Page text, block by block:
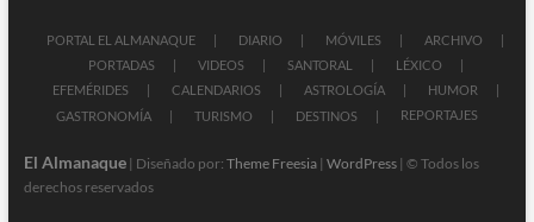
PORTAL EL ALMANAQUE DIARIO MÓVILES
ARCHIVO
PORTADAS
VIDEOS SANTORAL
LÉXICO
EFEMÉRIDES
CALENDARIOS ASTROLOGÍA
HUMOR
GASTRONOMÍA
TURISMO DESTINOS REPORTAJES
El Almanaque| Diseñado por: Theme Freesia| WordPress| © Todos los
derechos reservados